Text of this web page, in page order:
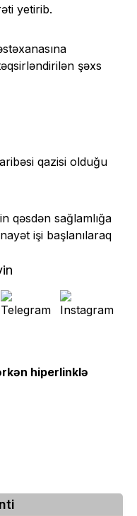
yetirib.
şəxs
qazisi olduğu
qəsdən sağlamlığa
işi başlanılaraq
hiperlinklə